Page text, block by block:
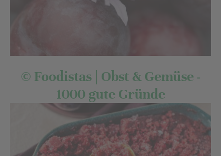
© Foodistas | Obst & Gemüse -
1000 gute Gründe